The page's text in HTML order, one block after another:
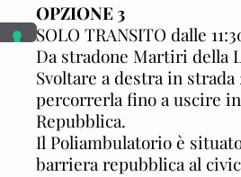
OPZIONE 3
SOLO TRANSITO dalle
Da stradone Martiri della
Svoltare a destra in strada
percorrerla fino a uscire
Repubblica.
Il Poliambulatorio è
barriera repubblica al